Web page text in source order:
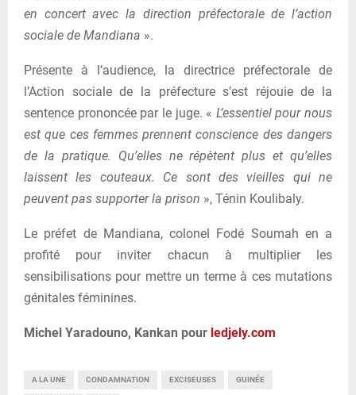
en concert avec la direction préfectorale de l’action
sociale de Mandiana ».
Présente à l’audience, la directrice préfectorale de
l’Action sociale de la préfecture s’est réjouie de la
sentence prononcée par le juge. « L’essentiel pour nous
est que ces femmes prennent conscience des dangers
de la pratique. Qu’elles ne répètent plus et qu’elles
laissent les couteaux. Ce sont des vieilles qui ne
peuvent pas supporter la prison », Ténin Koulibaly.
Le préfet de Mandiana, colonel Fodé Soumah en a
profité pour inviter chacun à multiplier les
sensibilisations pour mettre un terme à ces mutations
génitales féminines.
Michel Yaradouno, Kankan pour ledjely.com
A LA UNE CONDAMNATION EXCISEUSES GUINÉE